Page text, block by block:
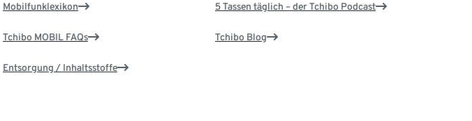
Mobilfunklexikon
Tchibo MOBIL FAQs
Entsorgung / Inhaltsstoffe
5 Tassen täglich – der Tchibo Podcast
Tchibo Blog